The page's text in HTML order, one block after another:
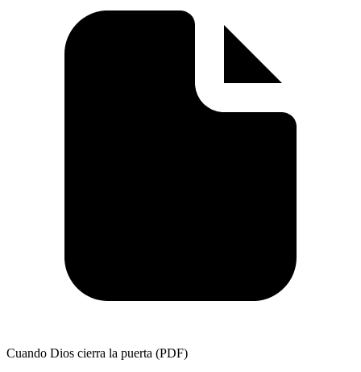
Cuando Dios cierra la puerta (PDF)